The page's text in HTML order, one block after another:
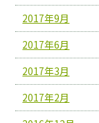
2017年9月
2017年6月
2017年3月
2017年2月